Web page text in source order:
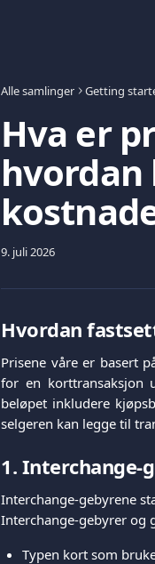
Alle samlinger Getting
Hva er
hvordan
9. juli 2026
Hvordan
Prisene våre er basert
for en korttransaksjon
beløpet inkludere
selgeren kan legge til
1. Interchange-
Interchange-gebyrene
Interchange-gebyrer og
Typen kort som